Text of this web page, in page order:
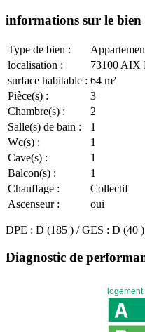
informations sur le bien
Type de bien :
localisation :
73100 AIX
surface habitable : 64 m²
Pièce(s) :
3
Chambre(s) :
2
Salle(s) de bain :
1
Wc(s) :
1
Cave(s) :
1
Balcon(s) :
1
Chauffage :
Collectif
Ascenseur :
oui
DPE : D (185 ) / GES : D (40 )
Diagnostic de
logement